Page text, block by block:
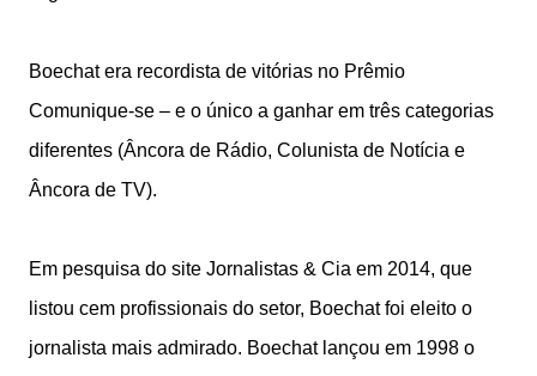
Boechat era recordista de vitórias no Prêmio
Comunique-se – e o único a ganhar em três categorias
diferentes (Âncora de Rádio, Colunista de Notícia e
Âncora de TV).
Em pesquisa do site Jornalistas & Cia em 2014, que
listou cem profissionais do setor, Boechat foi eleito o
jornalista mais admirado. Boechat lançou em 1998 o